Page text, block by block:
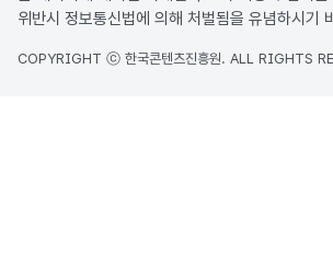
위반시 정보통신법에 의해 처벌됨을 유념하시기
COPYRIGHT ⓒ 한국콘텐츠진흥원. ALL RIGHTS